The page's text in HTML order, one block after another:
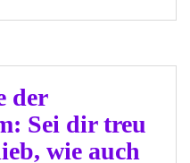
der
Sei dir treu
wie auch